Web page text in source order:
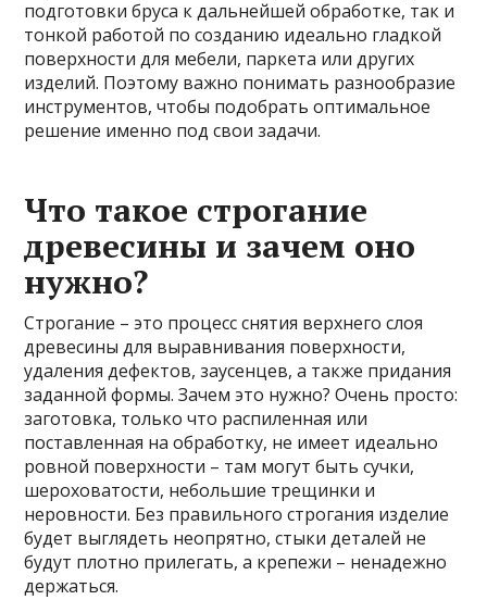
подготовки бруса к дальнейшей обработке, так и
тонкой работой по созданию идеально гладкой
поверхности для мебели, паркета или других
изделий. Поэтому важно понимать разнообразие
инструментов, чтобы подобрать оптимальное
решение именно под свои задачи.
Что такое строгание
древесины и зачем оно
нужно?
Строгание – это процесс снятия верхнего слоя
древесины для выравнивания поверхности,
удаления дефектов, заусенцев, а также придания
заданной формы. Зачем это нужно? Очень просто:
заготовка, только что распиленная или
поставленная на обработку, не имеет идеально
ровной поверхности – там могут быть сучки,
шероховатости, небольшие трещинки и
неровности. Без правильного строгания изделие
будет выглядеть неопрятно, стыки деталей не
будут плотно прилегать, а крепежи – ненадежно
держаться.